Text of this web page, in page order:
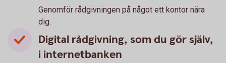
Genomför rådgivningen på något ett kontor nära
dig.
Digital rådgivning, som du gör själv,
i internetbanken